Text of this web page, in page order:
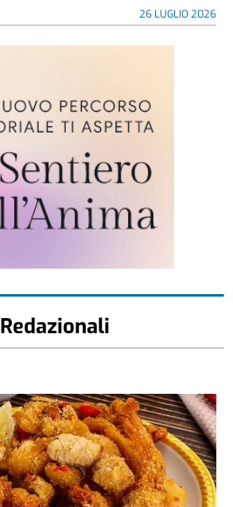
26 LUGLIO 2026
Redazionali